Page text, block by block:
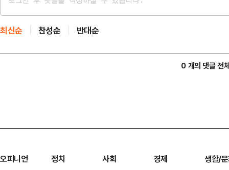
최신순 찬성순 반대순
0 개의 댓글 전
오피니언 정치 사회 경제 생활/